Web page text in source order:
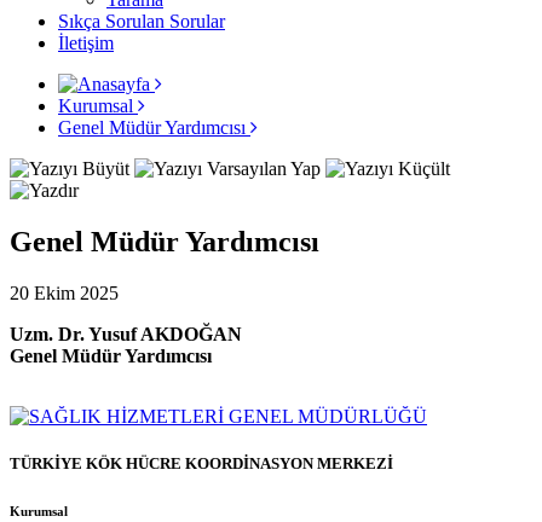
Sıkça Sorulan Sorular
İletişim
Kurumsal
Genel Müdür Yardımcısı
Genel Müdür Yardımcısı
20 Ekim 2025
Uzm. Dr. Yusuf AKDOĞAN
Genel Müdür Yardımcısı
TÜRKİYE KÖK HÜCRE KOORDİNASYON MERKEZİ
Kurumsal